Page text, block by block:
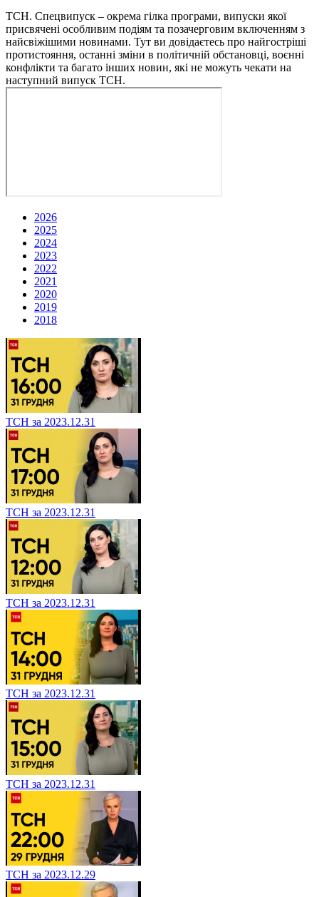
ТСН. Спецвипуск – окрема гілка програми, випуски якої
присвячені особливим подіям та позачерговим включенням з
найсвіжішими новинами. Тут ви довідаєтесь про найгостріші
протистояння, останні зміни в політичній обстановці, воєнні
конфлікти та багато інших новин, які не можуть чекати на
наступний випуск ТСН.
2026
2025
2024
2023
2022
2021
2020
2019
2018
ТСН за 2023.12.31
ТСН за 2023.12.31
ТСН за 2023.12.31
ТСН за 2023.12.31
ТСН за 2023.12.31
ТСН за 2023.12.29